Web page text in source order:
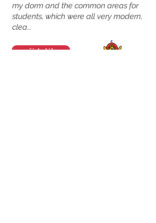
my dorm and the common areas for
students, which were all very modern,
clea...
číst dál